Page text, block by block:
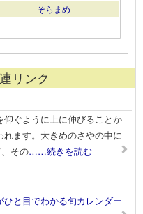
そらまめ
リンク
仰ぐように上に伸びることか
れます。大きめのさやの中に
その……続きを読む
と目でわかる旬カレンダー